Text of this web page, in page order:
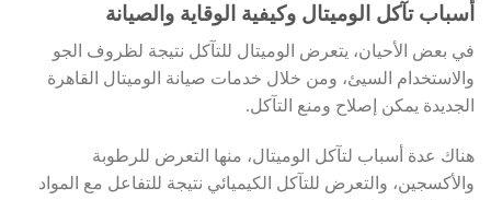
أسباب تآكل الوميتال وكيفية الوقاية والصيانة
في بعض الأحيان، يتعرض الوميتال للتآكل نتيجة لظروف الجو
والاستخدام السيئ، ومن خلال خدمات صيانة الوميتال القاهرة
الجديدة يمكن إصلاح ومنع التآكل.
هناك عدة أسباب لتآكل الوميتال، منها التعرض للرطوبة
والأكسجين، والتعرض للتآكل الكيميائي نتيجة للتفاعل مع المواد